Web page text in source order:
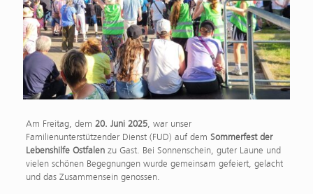
Am Freitag, dem 20. Juni 2025, war unser
Familienunterstützender Dienst (FUD) auf dem Sommerfest der
Lebenshilfe Ostfalenzu Gast. Bei Sonnenschein, guter Laune und
vielen schönen Begegnungen wurde gemeinsam gefeiert, gelacht
und das Zusammensein genossen.